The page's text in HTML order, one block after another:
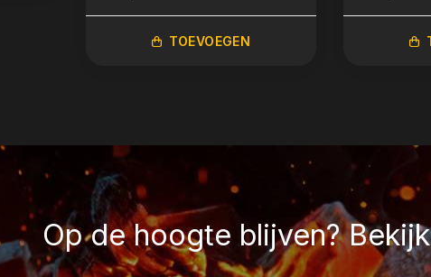
TOEVOEGEN
Op de hoogte blijven?